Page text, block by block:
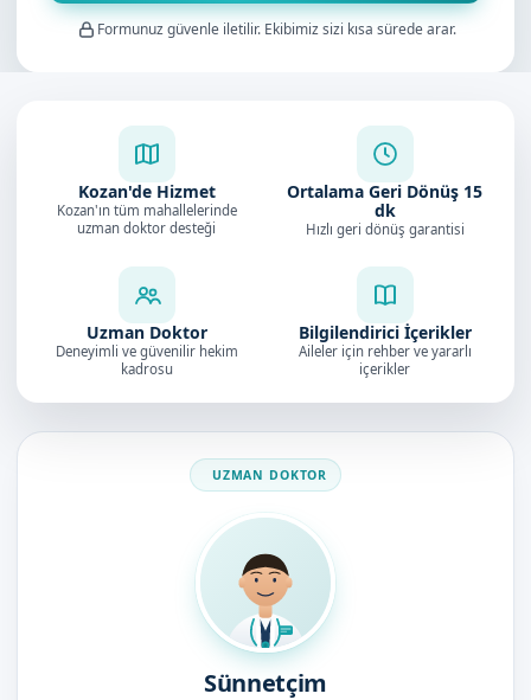
Formunuz güvenle iletilir. Ekibimiz sizi kısa sürede arar.
Kozan'de Hizmet
Kozan'ın tüm mahallelerinde
uzman doktor desteği
Ortalama Geri Dönüş 15
dk
Hızlı geri dönüş garantisi
Uzman Doktor
Deneyimli ve güvenilir hekim
kadrosu
Bilgilendirici İçerikler
Aileler için rehber ve yararlı
içerikler
Doktorumuz
Sünnetçim